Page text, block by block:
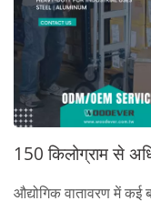
150 किलोग्राम से
औद्योगिक वातावरण में कई